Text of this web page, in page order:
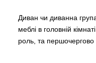
Диван чи диванна
меблі в головній
роль, та першочергово